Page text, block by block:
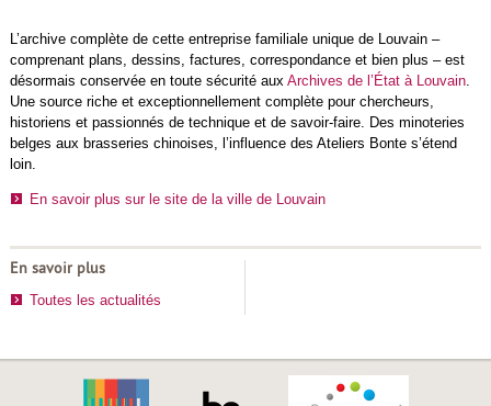
L’archive complète de cette entreprise familiale unique de Louvain –
comprenant plans, dessins, factures, correspondance et bien plus – est
désormais conservée en toute sécurité aux Archives de l’État à Louvain.
Une source riche et exceptionnellement complète pour chercheurs,
historiens et passionnés de technique et de savoir-faire. Des minoteries
belges aux brasseries chinoises, l’influence des Ateliers Bonte s’étend
loin.
En savoir plus sur le site de la ville de Louvain
En savoir plus
Toutes les actualités